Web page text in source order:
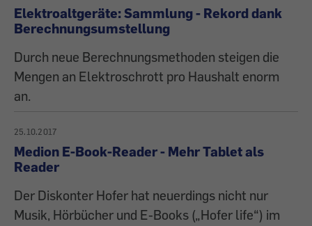
Elektroaltgeräte: Sammlung - Rekord dank
Berechnungsumstellung
Durch neue Berechnungsmethoden steigen die
Mengen an Elektroschrott pro Haushalt enorm
an.
25.10.2017
Medion E-Book-Reader - Mehr Tablet als
Reader
Der Diskonter Hofer hat neuerdings nicht nur
Musik, Hörbücher und E-Books („Hofer life“) im